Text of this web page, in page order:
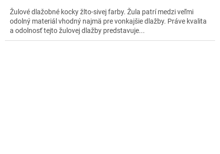
Žulové dlažobné kocky žlto-sivej farby. Žula patrí medzi veľmi
odolný materiál vhodný najmä pre vonkajšie dlažby. Práve kvalita
a odolnosť tejto žulovej dlažby predstavuje...